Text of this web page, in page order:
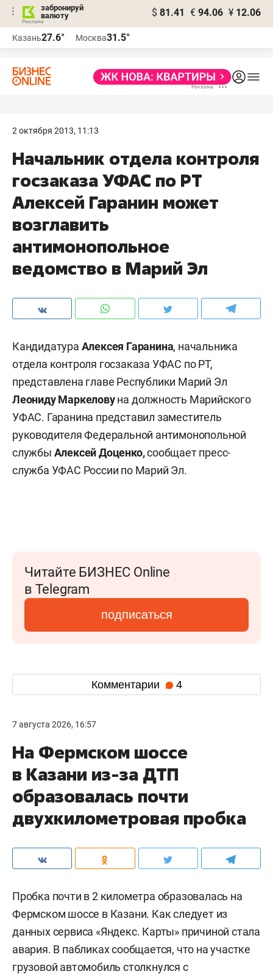
забронируй
валюту
$ 81.41 € 94.06 ¥ 12.06
Казань27.6° Москва31.5°
2 октября 2013, 11:13
Начальник отдела контроля
госзаказа УФАС по РТ
Алексей Гаранин может
возглавить
антимонопольное
ведомство в Марий Эл
Кандидатура Алексея Гаранина, начальника
отдела контроля госзаказа УФАС по РТ,
представлена главе Республики Марий Эл
Леониду Маркеловуна должность Марийского
УФАС. Гаранина представил заместитель
руководителя Федеральной антимонопольной
службы Алексей Доценко,сообщает пресс-
служба УФАС России по Марий Эл.
Читайте БИЗНЕС Online
в Telegram
подписаться
Комментарии 4
7 августа 2026, 16:57
На Фермском шоссе
в Казани из-за ДТП
образовалась почти
двухкилометровая пробка
Пробка почти в 2 километра образовалась на
Фермском шоссе в Казани. Как следует из
данных сервиса «Яндекс. Карты» причиной стала
авария. В пабликах сообщается, что на участке
грузовой автомобиль столкнулся с